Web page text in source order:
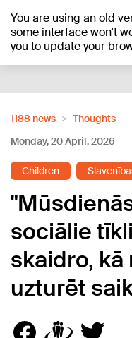
You are using an old
some interface won't
you to update your
+18°C
1188 news
Thoughts
Monday, 20 April, 2026
Children
sociālie
skaidro,
uzturēt